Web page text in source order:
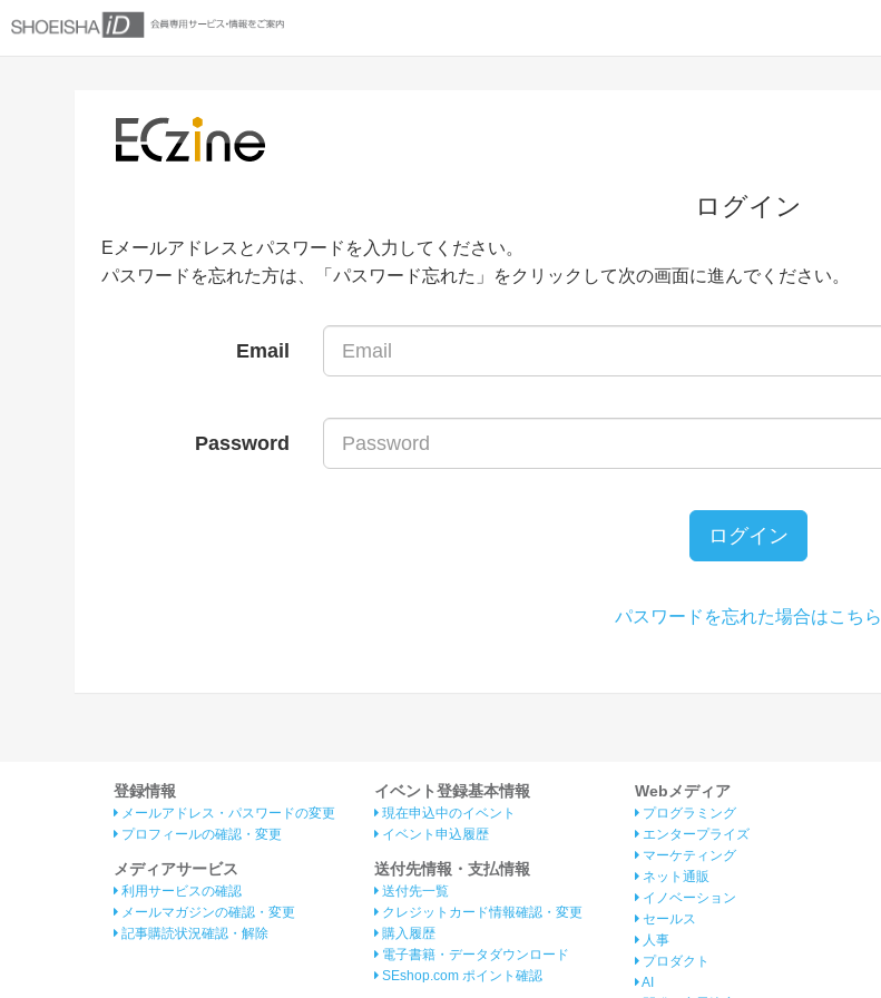
ログイン
Eメールアドレスとパスワードを入力してください。
パスワードを忘れた方は、「パスワード忘れた」をクリックして次の画面に進んでください。
Email
Password
ログイン
パスワードを忘れた場合はこちら
登録情報
メールアドレス・パスワードの変更
プロフィールの確認・変更
メディアサービス
利用サービスの確認
メールマガジンの確認・変更
記事購読状況確認・解除
イベント登録基本情報
現在申込中のイベント
イベント申込履歴
送付先情報・支払情報
送付先一覧
クレジットカード情報確認・変更
購入履歴
電子書籍・データダウンロード
SEshop.com ポイント確認
Webメディア
プログラミング
エンタープライズ
マーケティング
ネット通販
イノベーション
セールス
人事
プロダクト
AI